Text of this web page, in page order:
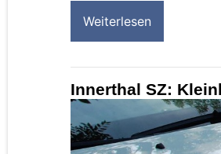
Weiterlesen
Innerthal SZ: